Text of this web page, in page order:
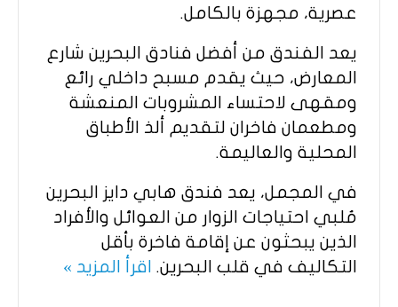
عصرية، مجهزة بالكامل.
يعد الفندق من أفضل فنادق البحرين شارع
المعارض، حيث يقدم مسبح داخلي رائع
ومقهى لاحتساء المشروبات المنعشة
ومطعمان فاخران لتقديم ألذ الأطباق
المحلية والعاليمة.
في المجمل، يعد فندق هابي دايز البحرين
مُلبي احتياجات الزوار من العوائل والأفراد
الذين يبحثون عن إقامة فاخرة بأقل
التكاليف في قلب البحرين. اقرأ المزيد »